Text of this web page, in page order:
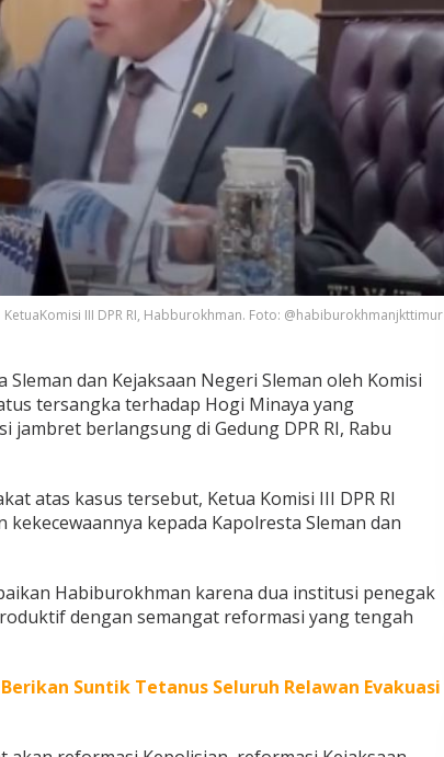
KetuaKomisi III DPR RI, Habburokhman. Foto: @habiburokhmanjkttimur
Sleman dan Kejaksaan Negeri Sleman oleh Komisi
tersangka terhadap Hogi Minaya yang
jambret berlangsung di Gedung DPR RI, Rabu
atas kasus tersebut, Ketua Komisi III DPR RI
kepada Kapolresta Sleman dan
Habiburokhman karena dua institusi penegak
dengan semangat reformasi yang tengah
Suntik Tetanus Seluruh Relawan Evakuasi